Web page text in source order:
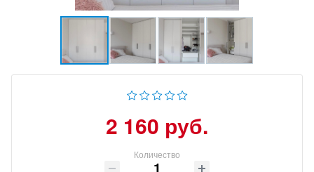
2 160 руб.
Количество